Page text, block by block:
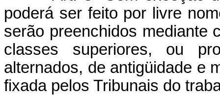
poderá ser feito por livre
serão preenchidos mediante
classes superiores, ou
alternados, de antigüidade e
fixada pelos Tribunais do